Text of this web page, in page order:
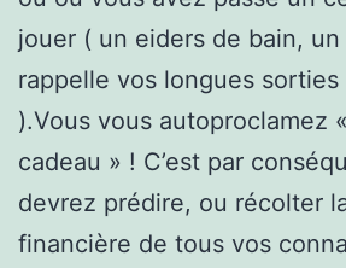
jouer ( un eiders de bain,
rappelle vos longues
).Vous vous autoproclamez
cadeau » ! C’est par
devrez prédire, ou récolter
financière de tous vos